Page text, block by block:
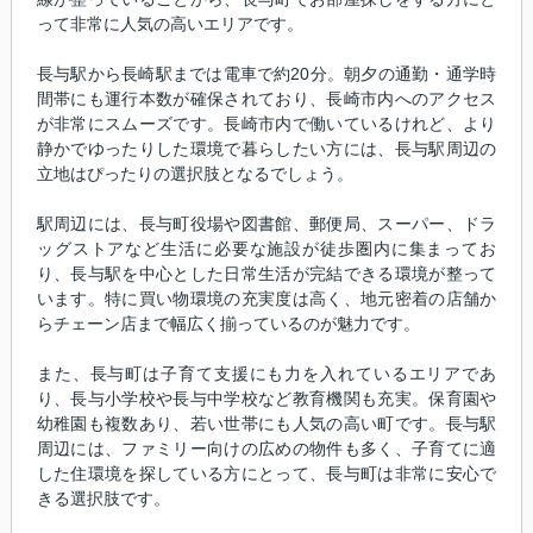
って非常に人気の高いエリアです。
長与駅から長崎駅までは電車で約20分。朝夕の通勤・通学時
間帯にも運行本数が確保されており、長崎市内へのアクセス
が非常にスムーズです。長崎市内で働いているけれど、より
静かでゆったりした環境で暮らしたい方には、長与駅周辺の
立地はぴったりの選択肢となるでしょう。
駅周辺には、長与町役場や図書館、郵便局、スーパー、ドラ
ッグストアなど生活に必要な施設が徒歩圏内に集まってお
り、長与駅を中心とした日常生活が完結できる環境が整って
います。特に買い物環境の充実度は高く、地元密着の店舗か
らチェーン店まで幅広く揃っているのが魅力です。
また、長与町は子育て支援にも力を入れているエリアであ
り、長与小学校や長与中学校など教育機関も充実。保育園や
幼稚園も複数あり、若い世帯にも人気の高い町です。長与駅
周辺には、ファミリー向けの広めの物件も多く、子育てに適
した住環境を探している方にとって、長与町は非常に安心で
きる選択肢です。